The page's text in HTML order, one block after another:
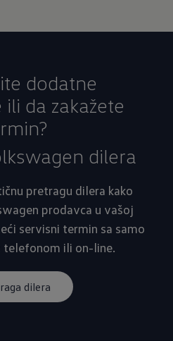
dodatne
da zakažete
dilera
pretragu dilera kako
prodavca u vašoj
servisni termin sa samo
telefonom ili on-line.
dilera